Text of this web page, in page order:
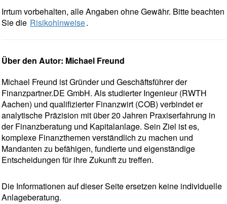
Irrtum vorbehalten, alle Angaben ohne Gewähr. Bitte beachten
Sie die Risikohinweise.
Über den Autor: Michael Freund
Michael Freund ist Gründer und Geschäftsführer der
Finanzpartner.DE GmbH. Als studierter Ingenieur (RWTH
Aachen) und qualifizierter Finanzwirt (COB) verbindet er
analytische Präzision mit über 20 Jahren Praxiserfahrung in
der Finanzberatung und Kapitalanlage. Sein Ziel ist es,
komplexe Finanzthemen verständlich zu machen und
Mandanten zu befähigen, fundierte und eigenständige
Entscheidungen für ihre Zukunft zu treffen.
Die Informationen auf dieser Seite ersetzen keine individuelle
Anlageberatung.